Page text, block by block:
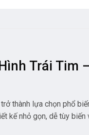
Trái Tim
thành lựa chọn phổ
kế nhỏ gọn, dễ tùy